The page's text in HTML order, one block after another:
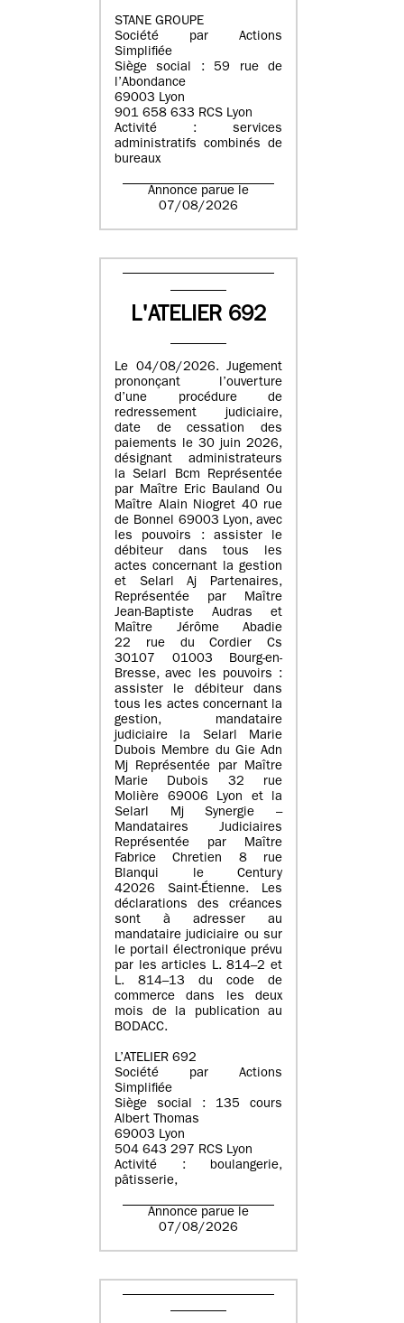
STANE GROUPE
Société par Actions
Simplifiée
Siège social : 59 rue de
l’Abondance
69003 Lyon
901 658 633 RCS Lyon
Activité : services
administratifs combinés de
bureaux
Annonce parue le
07/08/2026
L'ATELIER 692
Le 04/08/2026. Jugement
prononçant l’ouverture
d’une procédure de
redressement judiciaire,
date de cessation des
paiements le 30 juin 2026,
désignant administrateurs
la Selarl Bcm Représentée
par Maître Eric Bauland Ou
Maître Alain Niogret 40 rue
de Bonnel 69003 Lyon, avec
les pouvoirs : assister le
débiteur dans tous les
actes concernant la gestion
et Selarl Aj Partenaires,
Représentée par Maître
Jean-Baptiste Audras et
Maître Jérôme Abadie
22 rue du Cordier Cs
30107 01003 Bourg-en-
Bresse, avec les pouvoirs :
assister le débiteur dans
tous les actes concernant la
gestion, mandataire
judiciaire la Selarl Marie
Dubois Membre du Gie Adn
Mj Représentée par Maître
Marie Dubois 32 rue
Molière 69006 Lyon et la
Selarl Mj Synergie –
Mandataires Judiciaires
Représentée par Maître
Fabrice Chretien 8 rue
Blanqui le Century
42026 Saint-Étienne. Les
déclarations des créances
sont à adresser au
mandataire judiciaire ou sur
le portail électronique prévu
par les articles L. 814–2 et
L. 814–13 du code de
commerce dans les deux
mois de la publication au
BODACC.
L’ATELIER 692
Société par Actions
Simplifiée
Siège social : 135 cours
Albert Thomas
69003 Lyon
504 643 297 RCS Lyon
Activité : boulangerie,
pâtisserie,
Annonce parue le
07/08/2026